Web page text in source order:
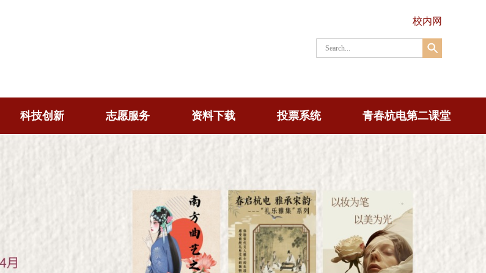
校内网
科技创新 志愿服务 资料下载 投票系统 青春杭电第二课堂